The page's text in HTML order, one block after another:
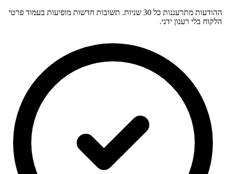
ההודעות מתרעננות כל 30 שניות. תשובות חדשות מופיעות בעמוד פרטי
הלקוח בלי רענון ידני.